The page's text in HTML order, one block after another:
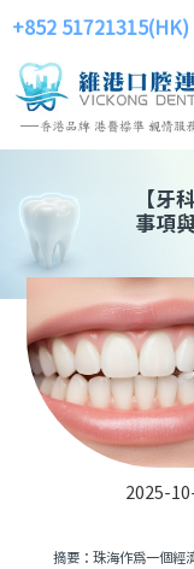
+852 51721315(HK)
【牙
事項
2025-
摘要：珠海作爲一個經濟